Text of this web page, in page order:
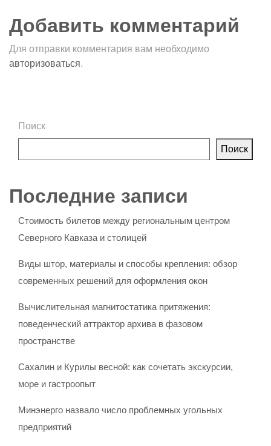
Добавить комментарий
Для отправки комментария вам необходимо
авторизоваться.
Поиск
Поиск
Последние записи
Стоимость билетов между региональным центром
Северного Кавказа и столицей
Виды штор, материалы и способы крепления: обзор
современных решений для оформления окон
Вычислительная магнитостатика притяжения:
поведенческий аттрактор архива в фазовом
пространстве
Сахалин и Курилы весной: как сочетать экскурсии,
море и гастроопыт
Минэнерго назвало число проблемных угольных
предприятий